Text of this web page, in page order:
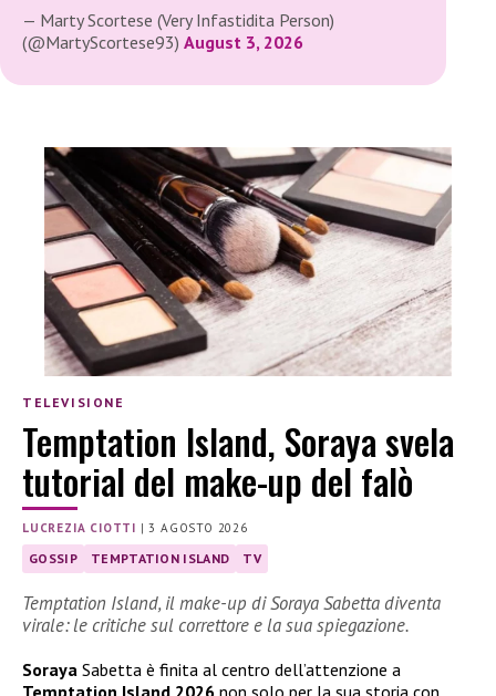
— Marty Scortese (Very Infastidita Person)
(@MartyScortese93) August 3, 2026
TELEVISIONE
Temptation Island, Soraya svela
tutorial del make-up del falò
LUCREZIA CIOTTI |3 AGOSTO 2026
GOSSIP TEMPTATION ISLAND TV
Temptation Island, il make-up di Soraya Sabetta diventa
virale: le critiche sul correttore e la sua spiegazione.
Soraya Sabetta è finita al centro dell’attenzione a
Temptation Island 2026 non solo per la sua storia con